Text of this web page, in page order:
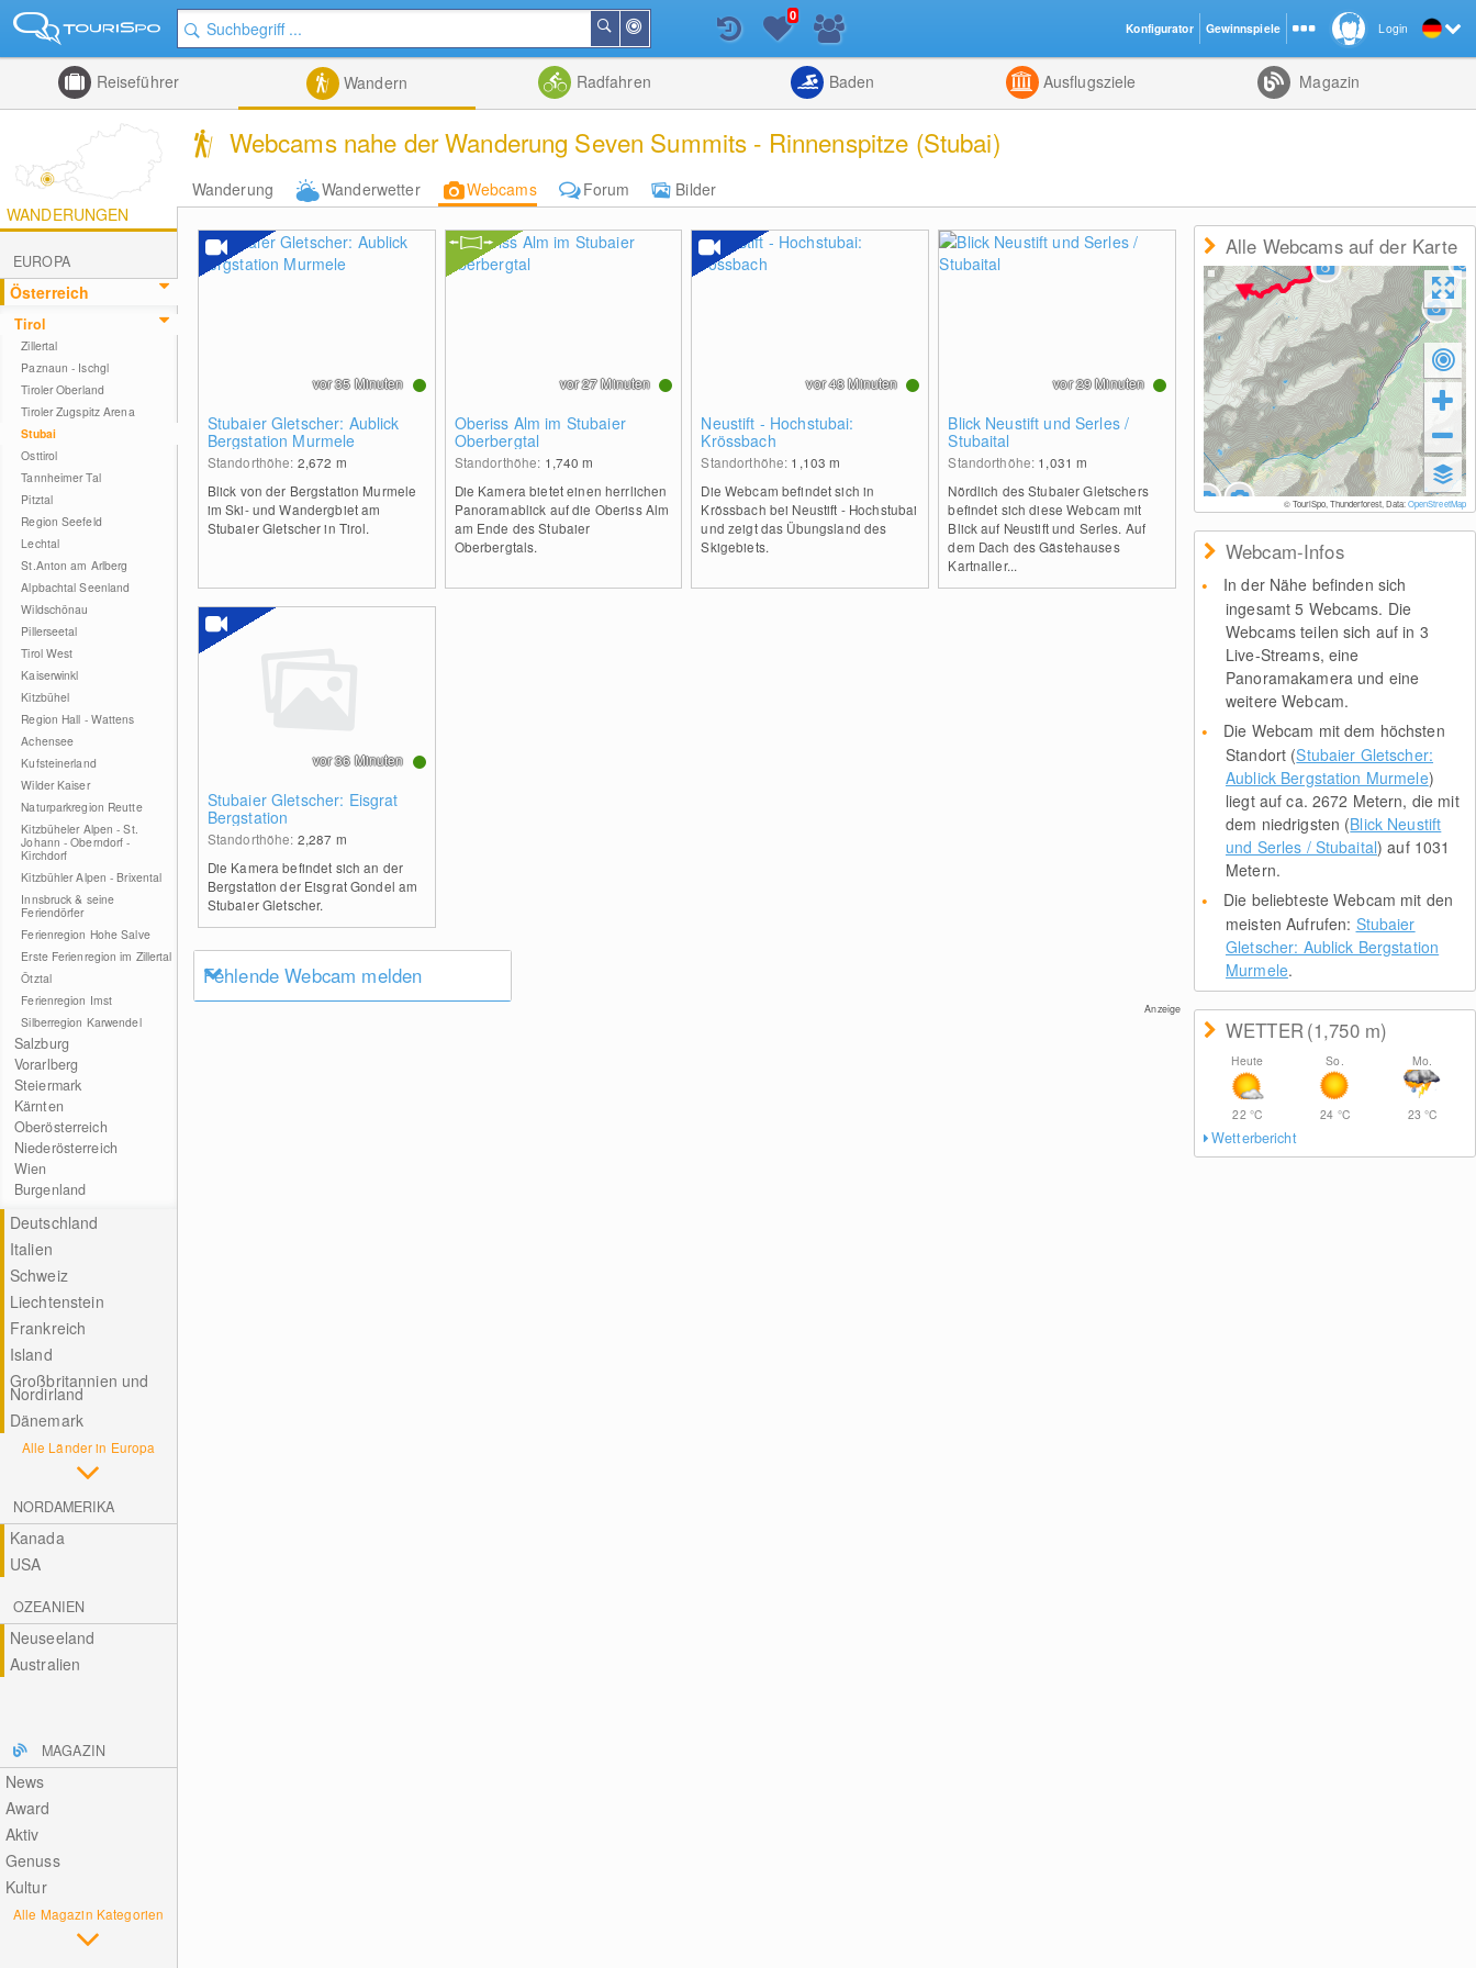
der
Nähe
Suchen
Listenansicht
Kombiniert
0
Reiseführer Wandern Radfahren Baden Ausflugsziele Magazin
Webcams nahe der Wanderung Seven Summits - Rinnenspitze (Stubai)
Wanderung Wanderwetter Webcams Forum
Bilder
WANDERUNGEN
EUROPA
Österreich
Tirol
Zillertal
Paznaun - Ischgl
Tiroler Oberland
Tiroler Zugspitz Arena
Stubai
Osttirol
Tannheimer Tal
Pitztal
Region Seefeld
Lechtal
St.Anton am Arlberg
Alpbachtal Seenland
Wildschönau
Pillerseetal
Tirol West
Kaiserwinkl
Kitzbühel
Region Hall - Wattens
Achensee
Kufsteinerland
Wilder Kaiser
Naturparkregion Reutte
Kitzbüheler Alpen - St.
Johann - Oberndorf -
Kirchdorf
Kitzbühler Alpen - Brixental
Innsbruck & seine
Feriendörfer
Ferienregion Hohe Salve
Erste Ferienregion im Zillertal
Ötztal
Ferienregion Imst
Silberregion Karwendel
Salzburg
Vorarlberg
Steiermark
Kärnten
Oberösterreich
Niederösterreich
Wien
Burgenland
Deutschland
Italien
Schweiz
Liechtenstein
Frankreich
Island
Großbritannien und
Nordirland
Dänemark
Alle Länder in Europa
NORDAMERIKA
Kanada
USA
OZEANIEN
Neuseeland
Australien
MAGAZIN
News
Award
Aktiv
Genuss
Kultur
Alle Magazin Kategorien
Stubaier Gletscher: Aublick
Bergstation Murmele
Standorthöhe: 2,672 m
Blick von der Bergstation Murmele
im Ski- und Wandergbiet am
Stubaier Gletscher in Tirol.
vor 35 Minuten
Oberiss Alm im Stubaier
Oberbergtal
Standorthöhe: 1,740m
Die Kamera bietet einen herrlichen
Panoramablick auf die Oberiss Alm
am Ende des Stubaier
Oberbergtals.
vor 27 Minuten
Neustift - Hochstubai:
Krössbach
Standorthöhe: 1,103m
Die Webcam befindet sich in
Krössbach bei Neustift - Hochstubai
und zeigt das Übungsland des
Skigebiets.
vor 48 Minuten
Blick Neustift und Serles /
Stubaital
Standorthöhe: 1,031m
Nördlich des Stubaier Gletschers
befindet sich diese Webcam mit
Blick auf Neustift und Serles. Auf
dem Dach des Gästehauses
Kartnaller...
vor 29 Minuten
Stubaier Gletscher: Eisgrat
Bergstation
Standorthöhe: 2,287 m
Die Kamera befindet sich an der
Bergstation der Eisgrat Gondel am
Stubaier Gletscher.
vor 36 Minuten
Fehlende Webcam melden
Anzeige
Alle Webcams auf der Karte
© TouriSpo, Thunderforest, Data:OpenStreetMap
Webcam-Infos
In der Nähe befinden sich
ingesamt 5 Webcams. Die
Webcams teilen sich auf in 3
Live-Streams, eine
Panoramakamera und eine
weitere Webcam.
Die Webcam mit dem höchsten
Standort (Stubaier Gletscher:
Aublick Bergstation Murmele)
liegt auf ca. 2672 Metern, die mit
dem niedrigsten (Blick Neustift
und Serles / Stubaital) auf 1031
Metern.
Die beliebteste Webcam mit den
meisten Aufrufen: Stubaier
Gletscher: Aublick Bergstation
Murmele.
WETTER(1,750 m)
Heute
22 °C
So.
24 °C
Mo.
23°C
Wetterbericht
Login
Konfigurator Gewinnspiele